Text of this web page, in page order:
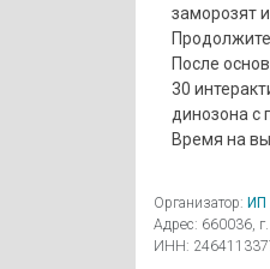
заморозят
После
30
динозона с
Время на
Организатор: ИП
Адрес: 660036,
ИНН: